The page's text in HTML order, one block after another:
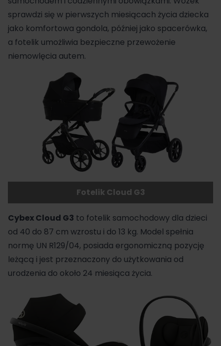
sprawdzi się w pierwszych miesiącach życia dziecka
jako komfortowa gondola, później jako spacerówka,
a fotelik umożliwia bezpieczne przewożenie
niemowlęcia autem.
Fotelik Cloud G3
CybexCloud G3 to fotelik samochodowy dla dzieci
od 40 do 87 cm wzrostu i do 13 kg. Model spełnia
normę UN R129/04, posiada ergonomiczną pozycję
leżącą i jest przeznaczony do użytkowania od
urodzenia do około 24 miesiąca życia.